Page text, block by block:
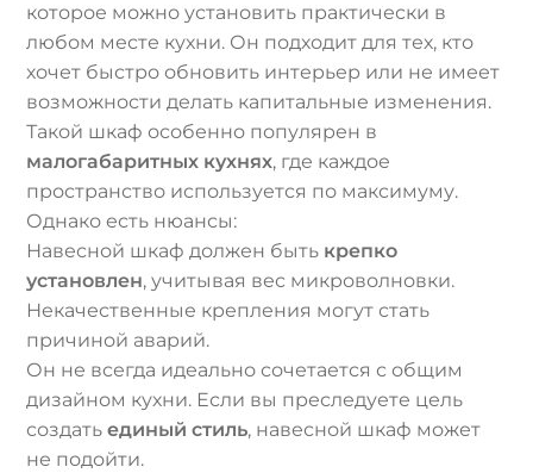
которое можно установить практически в
любом месте кухни. Он подходит для тех, кто
хочет быстро обновить интерьер или не имеет
возможности делать капитальные изменения.
Такой шкаф особенно популярен в
малогабаритных кухнях, где каждое
пространство используется по максимуму.
Однако есть нюансы:
Навесной шкаф должен быть крепко
установлен, учитывая вес микроволновки.
Некачественные крепления могут стать
причиной аварий.
Он не всегда идеально сочетается с общим
дизайном кухни. Если вы преследуете цель
создатьединый стиль, навесной шкаф может
не подойти.